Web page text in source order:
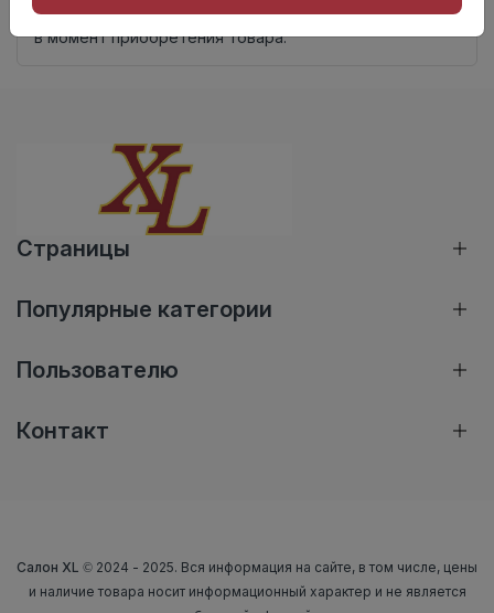
наличие необходимых характеристик и комплектации
в момент приобретения товара.
Страницы
Популярные категории
Пользователю
Контакт
Салон XL © 2024 - 2025. Вся информация на сайте, в том числе, цены
и наличие товара носит информационный характер и не является